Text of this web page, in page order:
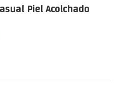
Piel Acolchado